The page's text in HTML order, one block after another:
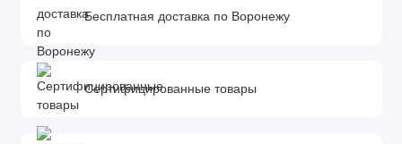
Бесплатная доставка по Воронежу
Сертифицированные товары